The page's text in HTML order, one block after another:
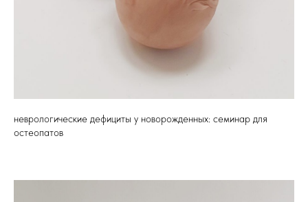
неврологические дефициты у новорожденных: семинар для
остеопатов